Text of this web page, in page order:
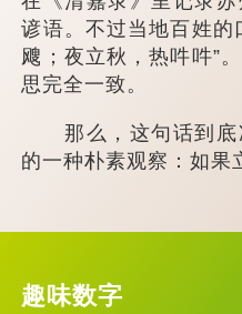
谚语。不过当地百姓的
飕；夜立秋，热吽吽”
思完全一致。
那么，这句话到底
的一种朴素观察：如果
趣味数字